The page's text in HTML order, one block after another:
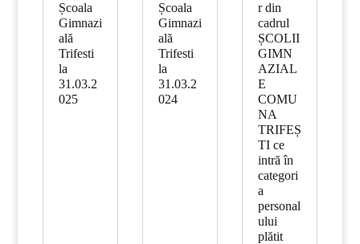
Școala
Gimnazi
ală
Trifesti
la
31.03.2
025
Școala
Gimnazi
ală
Trifesti
la
31.03.2
024
r din
cadrul
ȘCOLII
GIMN
AZIAL
E
COMU
NA
TRIFEȘ
TI ce
intră în
categori
a
personal
ului
plătit